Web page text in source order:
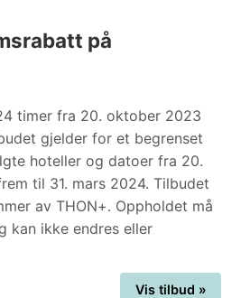
på
timer fra 20. oktober 2023
gjelder for et begrenset
hoteller og datoer fra 20.
til 31. mars 2024. Tilbudet
av THON+. Oppholdet må
kan ikke endres eller
Vis tilbud »